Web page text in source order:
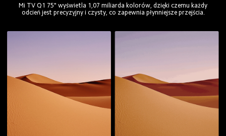
odcień jest precyzyjny i czysty, co zapewnia płynniejsze przejścia.